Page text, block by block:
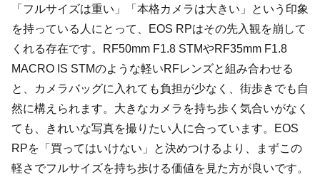
「フルサイズは重い」「本格カメラは大きい」という印象
を持っている人にとって、EOS RPはその先入観を崩して
くれる存在です。RF50mm F1.8 STMやRF35mm F1.8
MACRO IS STMのような軽いRFレンズと組み合わせる
と、カメラバッグに入れても負担が少なく、街歩きでも自
然に構えられます。大きなカメラを持ち歩く気合いがなく
ても、きれいな写真を撮りたい人に合っています。EOS
RPを「買ってはいけない」と決めつけるより、まずこの
軽さでフルサイズを持ち歩ける価値を見た方が良いです。